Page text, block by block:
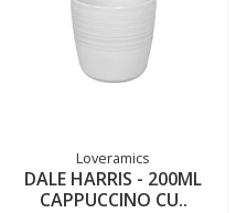
Loveramics
DALE HARRIS - 200ML
CAPPUCCINO CU..